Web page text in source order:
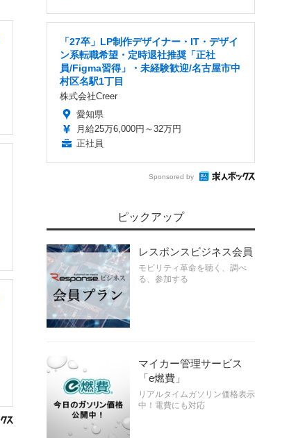
「27卒」LP制作デザイナー・IT・デザイ
ン系転職希望・定時退社推奨「正社
員/Figma習得」・未経験歓迎/名古屋市中
村区名駅1丁目
株式会社Creer
愛知県
月給25万6,000円～32万円
正社員
Sponsored by
ピックアップ
レスポンスビジネス会員
モビリティ革命を聴く、調べ
る、参加する
マイカー管理サービス
「e燃費」
リアルタイムガソリン価格表示
中！電費にも対応